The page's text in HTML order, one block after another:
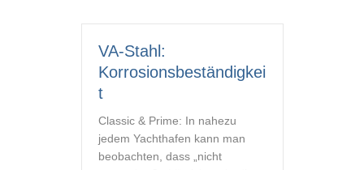
VA-Stahl:
Korrosionsbeständigkei
t
Classic & Prime: In nahezu
jedem Yachthafen kann man
beobachten, dass „nicht